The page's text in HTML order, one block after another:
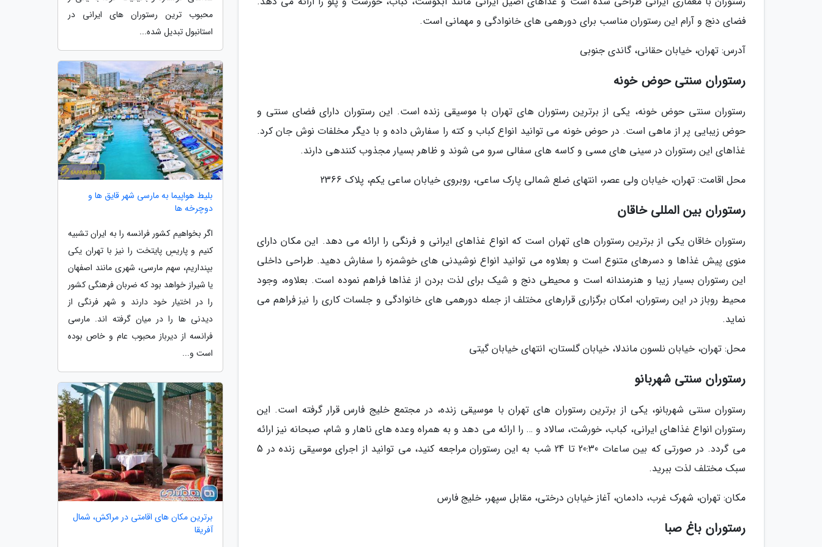
فضای دنج و آرام این رستوران مناسب برای دورهمی های خانوادگی و مهمانی است.
آدرس: تهران، خیابان حقانی، گاندی جنوبی
رستوران سنتی حوض خونه
رستوران سنتی حوض خونه، یکی از برترین رستوران های تهران با موسیقی زنده است. این رستوران دارای فضای سنتی و
حوض زیبایی پر از ماهی است. در حوض خونه می توانید انواع کباب و کته را سفارش داده و با دیگر مخلفات نوش جان کرد.
غذاهای این رستوران در سینی های مسی و کاسه های سفالی سرو می شوند و ظاهر بسیار مجذوب کنندهی دارند.
محل اقامت: تهران، خیابان ولی عصر، انتهای ضلع شمالی پارک ساعی، روبروی خیابان ساعی یکم، پلاک 2366
رستوران بین المللی خاقان
رستوران خاقان یکی از برترین رستوران های تهران است که انواع غذاهای ایرانی و فرنگی را ارائه می دهد. این مکان دارای
منوی پیش غذاها و دسرهای متنوع است و بعلاوه می توانید انواع نوشیدنی های خوشمزه را سفارش دهید. طراحی داخلی
این رستوران بسیار زیبا و هنرمندانه است و محیطی دنج و شیک برای لذت بردن از غذاها فراهم نموده است. بعلاوه، وجود
محیط روباز در این رستوران، امکان برگزاری قرارهای مختلف از جمله دورهمی های خانوادگی و جلسات کاری را نیز فراهم می
نماید.
محل: تهران، خیابان نلسون ماندلا، خیابان گلستان، انتهای خیابان گیتی
رستوران سنتی شهربانو
رستوران سنتی شهربانو، یکی از برترین رستوران های تهران با موسیقی زنده، در مجتمع خلیج فارس قرار گرفته است. این
رستوران انواع غذاهای ایرانی، کباب، خورشت، سالاد و … را ارائه می دهد و به همراه وعده های ناهار و شام، صبحانه نیز ارائه
می گردد. در صورتی که بین ساعات 20:30 تا 24 شب به این رستوران مراجعه کنید، می توانید از اجرای موسیقی زنده در 5
سبک مختلف لذت ببرید.
مکان: تهران، شهرک غرب، دادمان، آغاز خیابان درختی، مقابل سپهر، خلیج فارس
رستوران باغ صبا
محبوب ترین رستوران های ایرانی در
استانبول تبدیل شده...
بلیط هواپیما به مارسی شهر قایق ها و
دوچرخه ها
اگر بخواهیم کشور فرانسه را به ایران تشبیه
کنیم و پاریسِ پایتخت را نیز با تهران یکی
بپنداریم، سهم مارسی، شهری مانند اصفهان
یا شیراز خواهد بود که ضربان فرهنگی کشور
را در اختیار خود دارند و شهر فرنگی از
دیدنی ها را در میان گرفته اند. مارسی
فرانسه از دیرباز محبوب عام و خاص بوده
است و...
برترین مکان های اقامتی در مراکش، شمال
آفریقا